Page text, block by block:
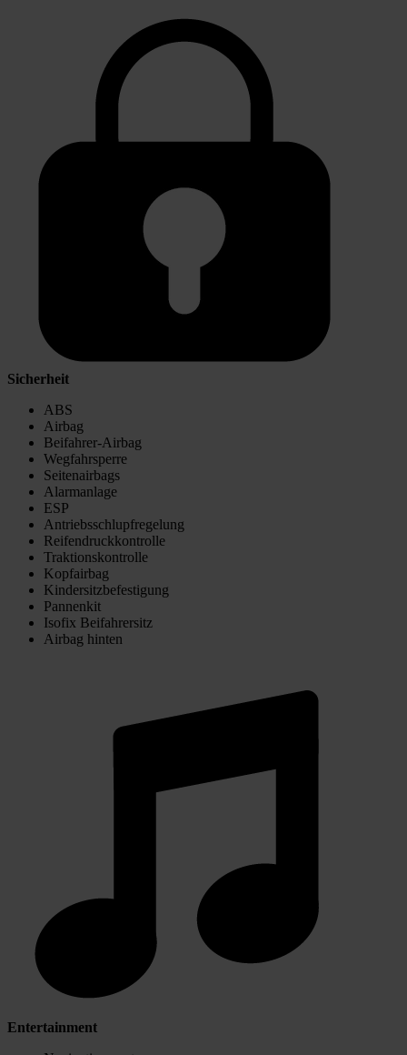
Sicherheit
ABS
Airbag
Beifahrer-Airbag
Wegfahrsperre
Seitenairbags
Alarmanlage
ESP
Antriebsschlupfregelung
Reifendruckkontrolle
Traktionskontrolle
Kopfairbag
Kindersitzbefestigung
Pannenkit
Isofix Beifahrersitz
Airbag hinten
Entertainment